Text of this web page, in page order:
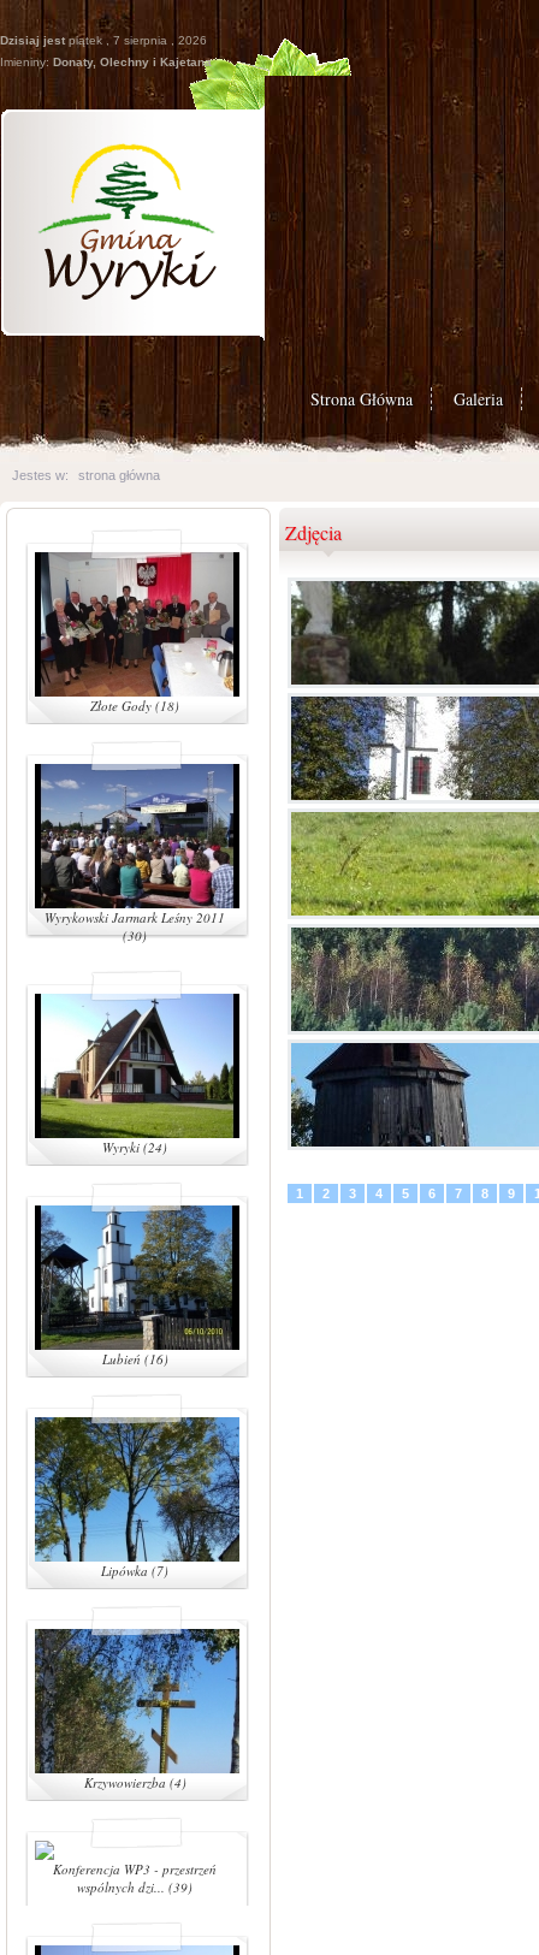
Dzisiaj jest piątek , 7 sierpnia , 2026
Imieniny: Donaty, Olechny i Kajetana
Strona Główna Galeria
Jestes w: strona główna
Złote Gody (18)
Wyrykowski Jarmark Leśny 2011
(30)
Wyryki (24)
Lubień (16)
Lipówka (7)
Krzywowierzba (4)
Konferencja WP3 - przestrzeń
wspólnych dzi... (39)
Zdjęcia
1 2 3 4 5 6 7 8 9